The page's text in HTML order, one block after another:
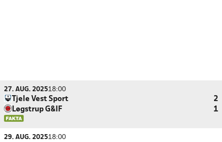
27. AUG. 202518:00
Tjele Vest Sport
2
Løgstrup G&IF
1
29. AUG. 202518:00